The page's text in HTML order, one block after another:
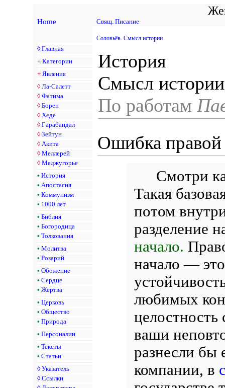
Home Свящ. Писание
◊ Главная
+ Категории
+ Явления
◊ Ла-Салетт
◊ Фатима
◊ Борен
◊ Хеде
◊ Гарабандал
◊ Зейтун
◊ Акита
◊ Меллерей
◊ Меджугорье
• История
• Апостасия
• Коммунизм
• 1000 лет
• Библия
• Богородица
• Толкования
• Молитва
• Розарий
• Обожение
• Сердце
• Жертва
• Церковь
• Общество
• Природа
• Персоналии
• Тексты
• Статьи
◊ Указатель
◊ Ссылки
Соловьёв. Смысл истории
История
Смысл
По работам
Ошибка
Смотри
Такая
потом
разделение
начало.
начало —
любимых
ваши
разнесли бы
компании, в